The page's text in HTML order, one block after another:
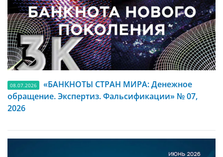
08.07.2026
«БАНКНОТЫ СТРАН МИРА: Денежное
обращение. Экспертиз. Фальсификации» № 07,
2026